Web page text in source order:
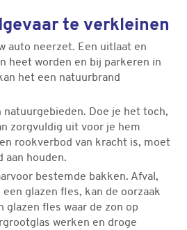
te verkleinen
auto neerzet. Een uitlaat en
heet worden en bij parkeren in
het een natuurbrand
natuurgebieden. Doe je het toch,
zorgvuldig uit voor je hem
rookverbod van kracht is, moet
aan houden.
bestemde bakken. Afval,
glazen fles, kan de oorzaak
glazen fles waar de zon op
werken en droge